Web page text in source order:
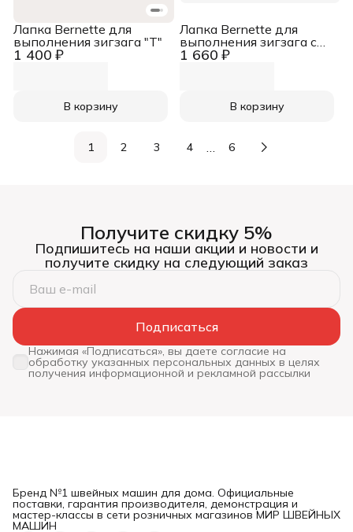
1 400 ₽
Лапка Bernette для
выполнения зигзага "T"
В корзину
1 660 ₽
Лапка Bernette для
выполнения зигзага с
направителем
В корзину
1 2 3 4 … 6
Получите скидку 5%
Подпишитесь на наши акции и новости и
получите скидку на следующий заказ
Подписаться
Нажимая «Подписаться», вы даете согласие на
обработку указанных персональных данных в целях
получения информационной и рекламной рассылки
Бренд №1 швейных машин для дома. Официальные
поставки, гарантия производителя, демонстрация и
мастер-классы в сети розничных магазинов МИР ШВЕЙНЫХ
МАШИН